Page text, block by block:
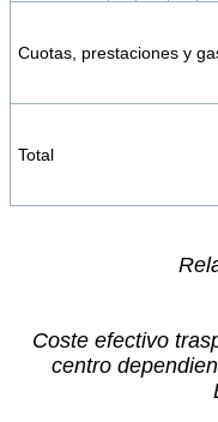
Cuotas, prestaciones y
Total
Coste efectivo
centro